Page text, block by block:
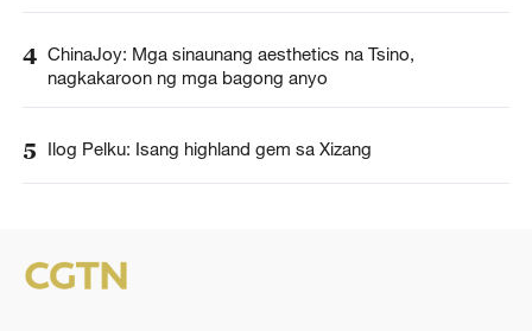
4 ChinaJoy: Mga sinaunang aesthetics na Tsino,
nagkakaroon ng mga bagong anyo
5 Ilog Pelku: Isang highland gem sa Xizang